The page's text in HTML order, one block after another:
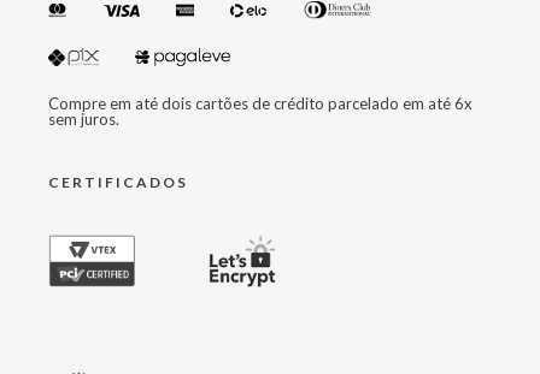
Compre em até dois cartões de crédito parcelado em até 6x
sem juros.
CERTIFICADOS